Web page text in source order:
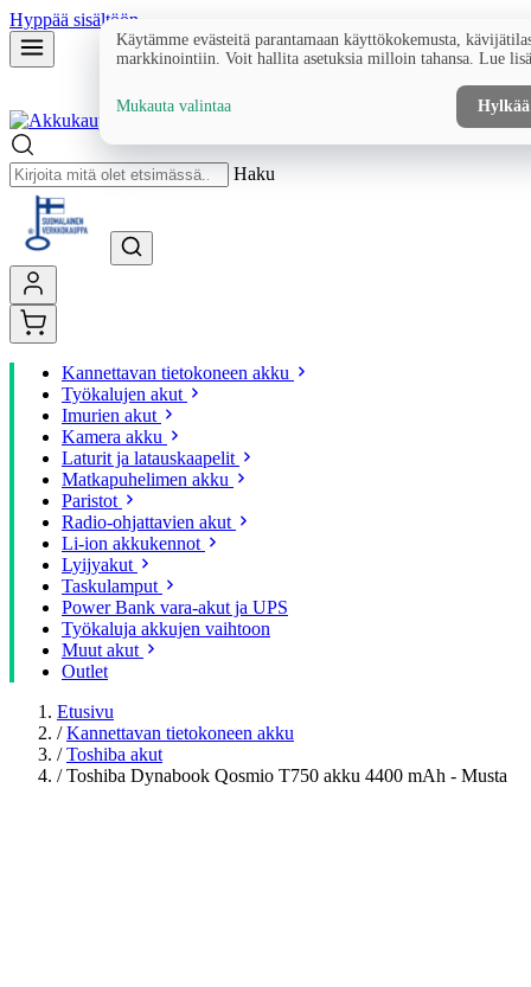
Hyppää sisältöön
Haku
Kannettavan tietokoneen akku
Työkalujen akut
Imurien akut
Kamera akku
Laturit ja latauskaapelit
Matkapuhelimen akku
Paristot
Radio-ohjattavien akut
Li-ion akkukennot
Lyijyakut
Taskulamput
Power Bank vara-akut ja UPS
Työkaluja akkujen vaihtoon
Muut akut
Outlet
Etusivu
/ Kannettavan tietokoneen akku
/ Toshiba akut
/ Toshiba Dynabook Qosmio T750 akku 4400 mAh - Musta
Käytämme evästeitä parantamaan käyttökokemusta,
markkinointiin. Voit hallita asetuksia milloin tahansa. Lue
Mukauta valintaa Hylkää